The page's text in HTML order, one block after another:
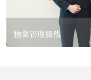
物業管理服務